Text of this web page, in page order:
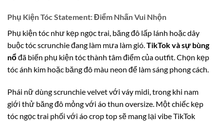
Phụ Kiện Tóc Statement: Điểm Nhấn Vui Nhộn
Phụ kiện tóc như kẹp ngọc trai, băng đô lấp lánh hoặc dây
buộc tóc scrunchie đang làm mưa làm gió.TikTok và sự bùng
nổđã biến phụ kiện tóc thành tâm điểm của outfit. Chọn kẹp
tóc ánh kim hoặc băng đô màu neon để làm sáng phong cách.
Phái nữ dùng scrunchie velvet với váy midi, trong khi nam
giới thử băng đô mỏng với áo thun oversize. Một chiếc kẹp
tóc ngọc trai phối với áo crop top sẽ mang lại vibe TikTok